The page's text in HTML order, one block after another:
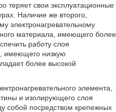
теряет свои эксплуатационные
Наличие же второго,
электронагревательному
материала, имеющего более
работу слоя
имеющего низкую
более высокой
элемента,
и изолирующего слоя
собой посредством крепежных